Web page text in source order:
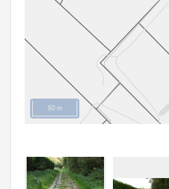
50 m